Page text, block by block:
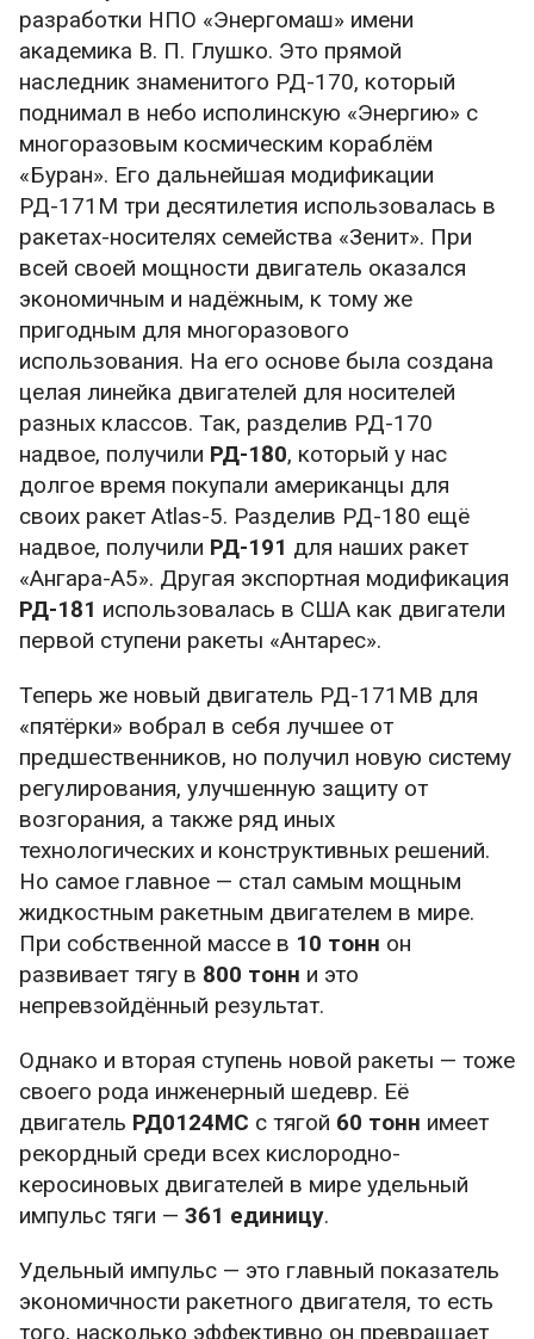
разработки НПО «Энергомаш» имени
академика В. П. Глушко. Это прямой
наследник знаменитого РД-170, который
поднимал в небо исполинскую «Энергию» с
многоразовым космическим кораблём
«Буран». Его дальнейшая модификации
РД-171М три десятилетия использовалась в
ракетах-носителях семейства «Зенит». При
всей своей мощности двигатель оказался
экономичным и надёжным, к тому же
пригодным для многоразового
использования. На его основе была создана
целая линейка двигателей для носителей
разных классов. Так, разделив РД-170
надвое, получили РД-180, который у нас
долгое время покупали американцы для
своих ракет Atlas-5. Разделив РД-180 ещё
надвое, получили РД-191 для наших ракет
«Ангара-А5». Другая экспортная модификация
РД-181 использовалась в США как двигатели
первой ступени ракеты «Антарес».
Теперь же новый двигатель РД-171МВ для
«пятёрки» вобрал в себя лучшее от
предшественников, но получил новую систему
регулирования, улучшенную защиту от
возгорания, а также ряд иных
технологических и конструктивных решений.
Но самое главное — стал самым мощным
жидкостным ракетным двигателем в мире.
При собственной массе в 10 тонн он
развивает тягу в 800 тонн и это
непревзойдённый результат.
Однако и вторая ступень новой ракеты — тоже
своего рода инженерный шедевр. Её
двигатель РД0124МС с тягой 60 тонн имеет
рекордный среди всех кислородно-
керосиновых двигателей в мире удельный
импульс тяги — 361 единицу.
Удельный импульс — это главный показатель
экономичности ракетного двигателя, то есть
того, насколько эффективно он превращает